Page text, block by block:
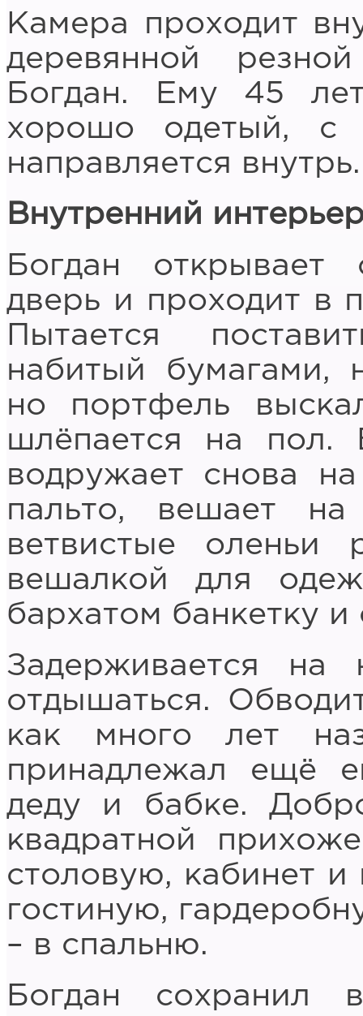
Камера проходит
деревянной
Богдан. Ему 45
хорошо одетый,
направляется внутрь.
Внутренний
Богдан
дверь и проходит в
Пытается
набитый бумагами,
но портфель
шлёпается на пол.
водружает снова
пальто, вешает
ветвистые
вешалкой для
бархатом банкетку и
Задерживается на
отдышаться.
как много лет
принадлежал ещё
деду и бабке.
квадратной
столовую, кабинет
гостиную,
– в спальню.
Богдан сохранил